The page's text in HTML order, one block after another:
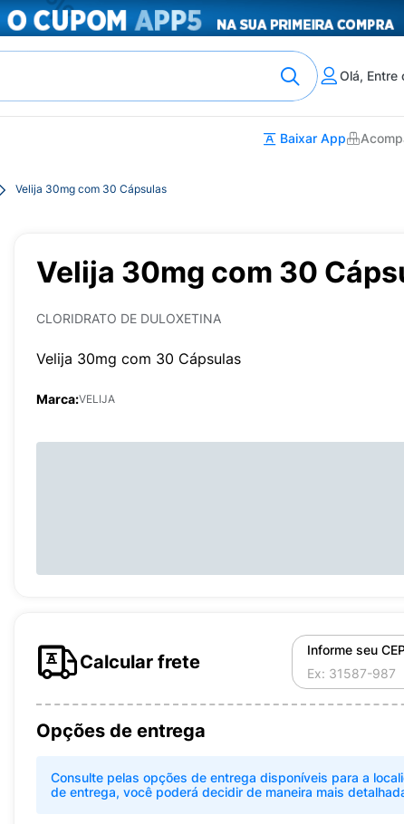
Olá, Entre
Baixar App
Velija 30mg com 30 Cápsulas
Velija 30mg com 30
CLORIDRATO DE DULOXETINA
Velija 30mg com 30 Cápsulas
Marca:VELIJA
Calcular frete
Informe seu
Opções de entrega
Consulte pelas opções de entrega disponíveis para a
de entrega, você poderá decidir de maneira mais